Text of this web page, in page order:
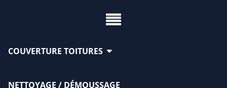
COUVERTURE TOITURES
NETTOYAGE / DÉMOUSSAGE